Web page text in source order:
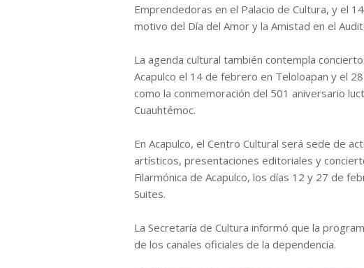
Emprendedoras en el Palacio de Cultura, y el
motivo del Día del Amor y la Amistad en el
La agenda cultural también contempla
Acapulco el 14 de febrero en Teloloapan y el
como la conmemoración del 501 aniversario
Cuauhtémoc.
En Acapulco, el Centro Cultural será sede de
artísticos, presentaciones editoriales y
Filarmónica de Acapulco, los días 12 y 27 de
Suites.
La Secretaría de Cultura informó que la
de los canales oficiales de la dependencia.